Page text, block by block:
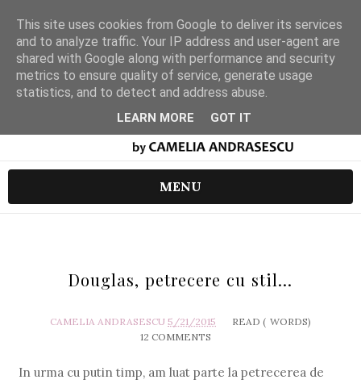
MENU
Douglas, petrecere cu stil...
CAMELIA ANDRASESCU 5/21/2015 READ ( WORDS)
12 COMMENTS
In urma cu putin timp, am luat parte la petrecerea de
This site uses cookies from Google to deliver its services
and to analyze traffic. Your IP address and user-agent are
shared with Google along with performance and security
metrics to ensure quality of service, generate usage
statistics, and to detect and address abuse.
LEARN MORE GOT IT